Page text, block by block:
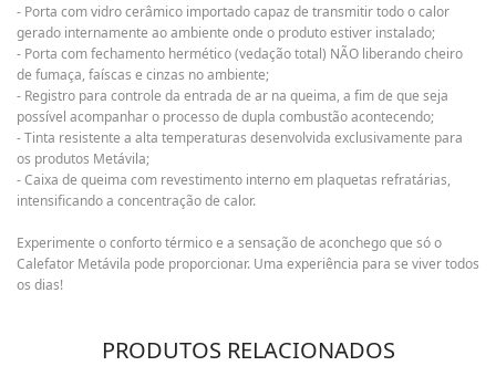
- Porta com vidro cerâmico importado capaz de transmitir todo o calor
gerado internamente ao ambiente onde o produto estiver instalado;
- Porta com fechamento hermético (vedação total) NÃO liberando cheiro
de fumaça, faíscas e cinzas no ambiente;
- Registro para controle da entrada de ar na queima, a fim de que seja
possível acompanhar o processo de dupla combustão acontecendo;
- Tinta resistente a alta temperaturas desenvolvida exclusivamente para
os produtos Metávila;
- Caixa de queima com revestimento interno em plaquetas refratárias,
intensificando a concentração de calor.
Experimente o conforto térmico e a sensação de aconchego que só o
Calefator Metávila pode proporcionar. Uma experiência para se viver todos
os dias!
PRODUTOS RELACIONADOS